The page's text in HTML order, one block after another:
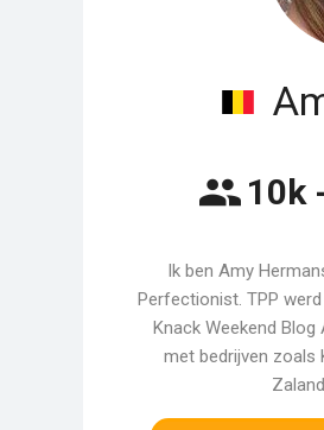
10k
Ik ben Amy
Perfectionist. TPP
Knack Weekend
met bedrijven zoals